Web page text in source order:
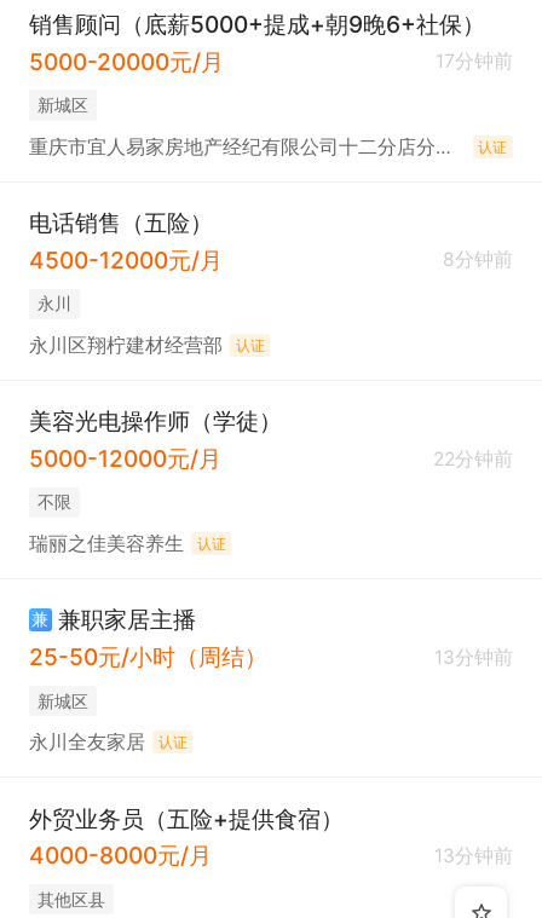
销售顾问（底薪5000+提成+朝9晚6+社保）
5000-20000元/月
17分钟前
新城区
重庆市宜人易家房地产经纪有限公司十二分店分公司 认证
电话销售（五险）
4500-12000元/月
8分钟前
永川
永川区翔柠建材经营部 认证
美容光电操作师（学徒）
5000-12000元/月
22分钟前
不限
瑞丽之佳美容养生 认证
兼 兼职家居主播
25-50元/小时（周结）
13分钟前
新城区
永川全友家居 认证
外贸业务员（五险+提供食宿）
4000-8000元/月
13分钟前
其他区县